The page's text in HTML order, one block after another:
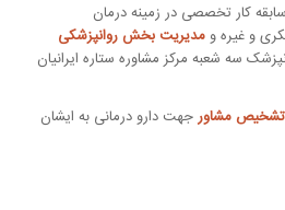
بیش از 20 سال سابقه کار تخصصی در زمینه درمان
و غیره و مدیریت بخش روانپزشکی
سه شعبه مرکز مشاوره ستاره ایرانیان
تشخیص مشاورجهت دارو درمانی به ایشان